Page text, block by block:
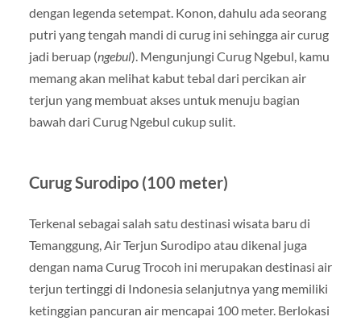
dengan legenda setempat. Konon, dahulu ada seorang
putri yang tengah mandi di curug ini sehingga air curug
jadi beruap (ngebul). Mengunjungi Curug Ngebul, kamu
memang akan melihat kabut tebal dari percikan air
terjun yang membuat akses untuk menuju bagian
bawah dari Curug Ngebul cukup sulit.
Curug Surodipo (100 meter)
Terkenal sebagai salah satu destinasi wisata baru di
Temanggung, Air Terjun Surodipo atau dikenal juga
dengan nama Curug Trocoh ini merupakan destinasi air
terjun tertinggi di Indonesia selanjutnya yang memiliki
ketinggian pancuran air mencapai 100 meter. Berlokasi